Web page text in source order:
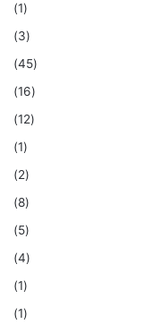
(1)
(3)
(45)
(16)
(12)
(1)
(2)
(8)
(5)
(4)
(1)
(1)